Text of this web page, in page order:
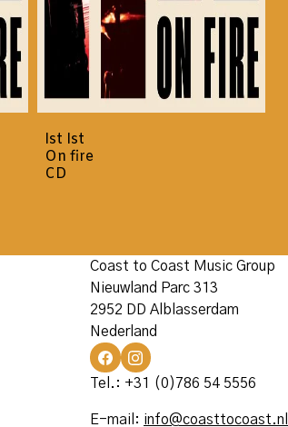
Ist Ist
On fire
CD
Coast to Coast Music Group
Nieuwland Parc 313
2952 DD Alblasserdam
Nederland
Tel.: +31 (0)786 54 5556
E-mail: info@coasttocoast.nl